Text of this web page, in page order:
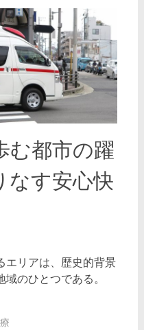
む都市の躍
なす安心快
エリアは、歴史的背景
のひとつである。